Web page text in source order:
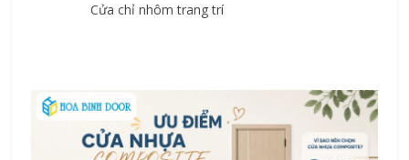
Cửa chỉ nhôm trang trí